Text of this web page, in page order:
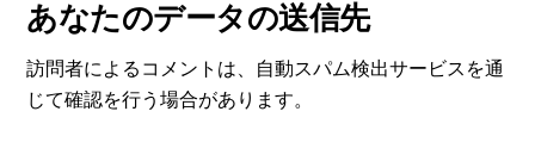
あなたのデータの送信先
訪問者によるコメントは、自動スパム検出サービスを通
じて確認を行う場合があります。